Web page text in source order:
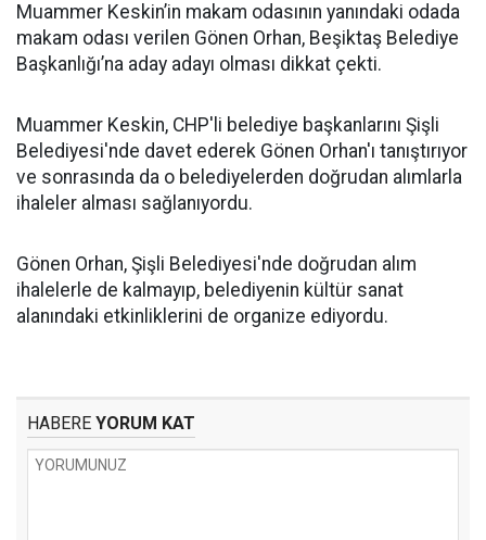
Muammer Keskin’in makam odasının yanındaki odada
makam odası verilen Gönen Orhan, Beşiktaş Belediye
Başkanlığı’na aday adayı olması dikkat çekti.
Muammer Keskin, CHP'li belediye başkanlarını Şişli
Belediyesi'nde davet ederek Gönen Orhan'ı tanıştırıyor
ve sonrasında da o belediyelerden doğrudan alımlarla
ihaleler alması sağlanıyordu.
Gönen Orhan, Şişli Belediyesi'nde doğrudan alım
ihalelerle de kalmayıp, belediyenin kültür sanat
alanındaki etkinliklerini de organize ediyordu.
HABERE YORUM KAT